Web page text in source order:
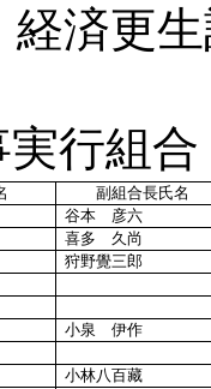
経済更
行組合
副組合長氏名
谷本 彦六
喜多 久尚
狩野覺三郎
小泉 伊作
小林八百藏